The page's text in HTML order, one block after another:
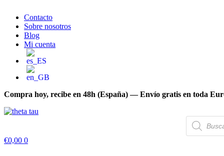
Contacto
Sobre nosotros
Blog
Mi cuenta
Compra hoy, recibe en 48h (España) — Envío gratis en toda
Búsqueda
de
productos
€0,00 0